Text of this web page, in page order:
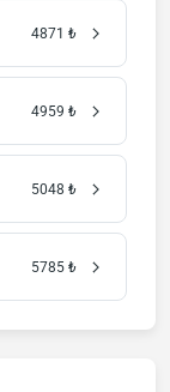
4871 ₺
4959 ₺
5048 ₺
5785 ₺